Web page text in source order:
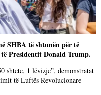
SHBA të shtunën për të
Presidentit Donald Trump.
shtete, 1 lëvizje”, demonstratat
të Luftës Revolucionare